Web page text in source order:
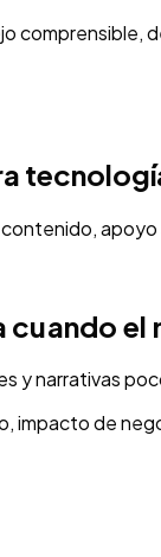
comprensible,
y narrativas
impacto de